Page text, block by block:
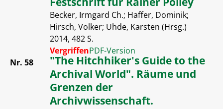
Becker, Irmgard Ch.; Haffer, Dominik;
Hirsch, Volker; Uhde, Karsten (Hrsg.)
2014, 482 S.
VergriffenPDF-Version
Nr. 58
"The Hitchhiker's Guide to the
Archival World". Räume und
Grenzen der
Archivwissenschaft.